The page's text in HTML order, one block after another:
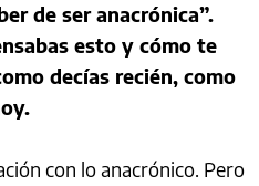
de ser anacrónica”.
esto y cómo te
decías recién, como
con lo anacrónico. Pero